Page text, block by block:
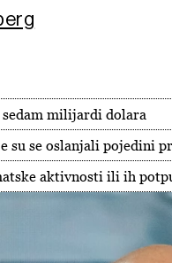
milijardi dolara
su se oslanjali pojedini
aktivnosti ili ih